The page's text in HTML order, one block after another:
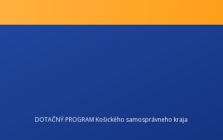
DOTAČNÝ PROGRAM Košického samosprávneho kraja